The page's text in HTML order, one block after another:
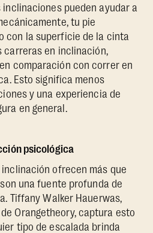
inclinaciones pueden ayudar a
tu pie
con la superficie de la cinta
carreras en inclinación,
comparación con correr en
Esto significa menos
y una experiencia de
en general.
psicológica
ofrecen más que
una fuente profunda de
Tiffany Walker Hauerwas,
Orangetheory, captura esto
tipo de escalada brinda